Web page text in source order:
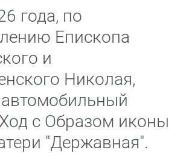
года, по
Епископа
и
Николая,
автомобильный
с Образом иконы
"Державная".